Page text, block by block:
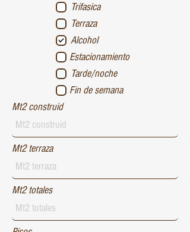
Trifasica
Terraza
Alcohol
Estacionamiento
Tarde/noche
Fin de semana
Mt2 construid
Mt2 terraza
Mt2 totales